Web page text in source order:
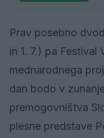
Prav posebno
in 1. 7.) pa Festival
mednarodnega
dan bodo v
premogovništva
plesne predstave